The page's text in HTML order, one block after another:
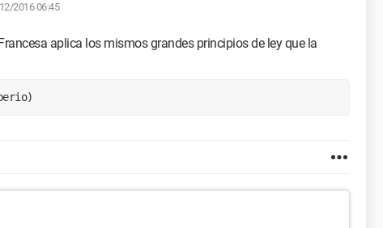
2016 06:45
aplica los mismos grandes principios de ley que la